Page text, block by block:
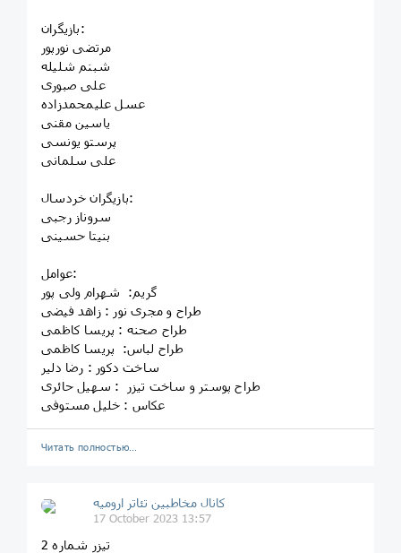
بازیگران:
مرتضی نورپور
شبنم شلیله
علی صبوری
عسل علیمحمدزاده
یاسین مقنی
پرستو یونسی
علی سلمانی
بازیگران خردسال:
سروناز رجبی
بنیتا حسینی
عوامل:
گریم: شهرام ولی پور
طراح و مجری نور : زاهد فیضی
طراح صحنه : پریسا کاظمی
طراح لباس: پریسا کاظمی
ساخت دکور : رضا دلیر
طراح پوستر و ساخت تیزر : سهیل حائری
عکاس : خلیل مستوفی
Читать полностью…
کانال مخاطبین تئاتر ارومیه
17 October 2023 13:57
تیزر شماره 2